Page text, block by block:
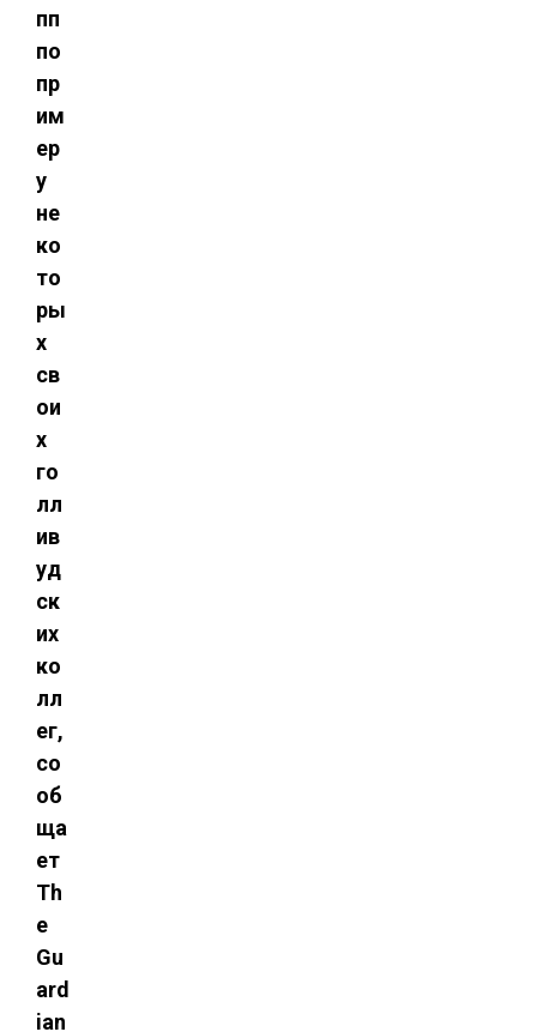
пп
по
пр
им
ер
у
не
ко
то
ры
х
св
ои
х
го
лл
ив
уд
ск
их
ко
лл
ег,
со
об
ща
ет
Th
e
Gu
ard
ian